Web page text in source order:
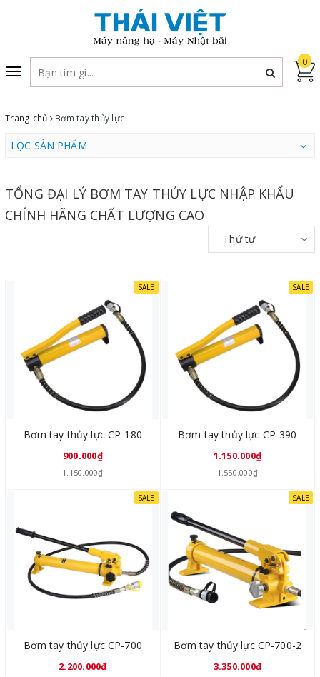
Toggle
navigation
0
Trang chủ Bơm tay thủy lực
LỌC SẢN PHẨM
TỔNG ĐẠI LÝ BƠM TAY THỦY LỰC NHẬP KHẨU
CHÍNH HÃNG CHẤT LƯỢNG CAO
Thứ tự
SALE
Bơm tay thủy lực CP-180
900.000₫
1.150.000₫
SALE
Bơm tay thủy lực CP-390
1.150.000₫
1.550.000₫
SALE
Bơm tay thủy lực CP-700
2.200.000₫
SALE
Bơm tay thủy lực CP-700-2
3.350.000₫